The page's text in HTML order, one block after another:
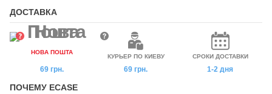
ДОСТАВКА
НОВА ПОШТА
69 грн.
КУРЬЕР ПО КИЕВУ
69 грн.
СРОКИ ДОСТАВКИ
1-2 дня
ПОЧЕМУ ECASE